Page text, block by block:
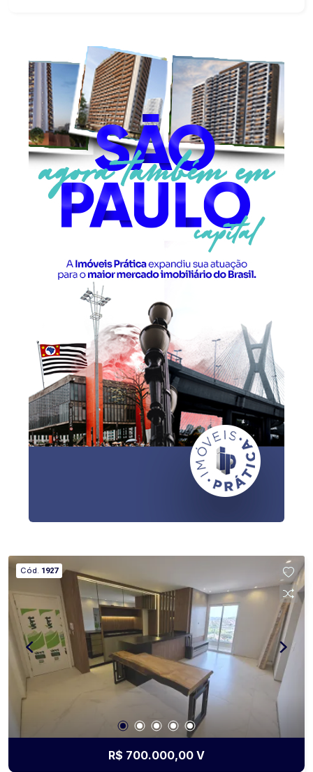
integrada, cozinha, área de serviço, 03
dormitórios, sendo 01 suíte, banheiro social e 01
vaga de garagem. O condomínio foi projetado
para proporcionar bem-estar e praticidade para
toda a família, oferecendo uma completa área de
lazer, com: Salão de festas com espaço de jogos
Academia equipada Campo de grama para futebol
Playground e espaço kids Bicicletário 02
elevadores modernos Tudo isso em um ambiente
seguro, moderno e planejado para o seu dia a dia.
Ideal para quem busca conforto, lazer e
Cód. 1927
R$ 700.000,00 V